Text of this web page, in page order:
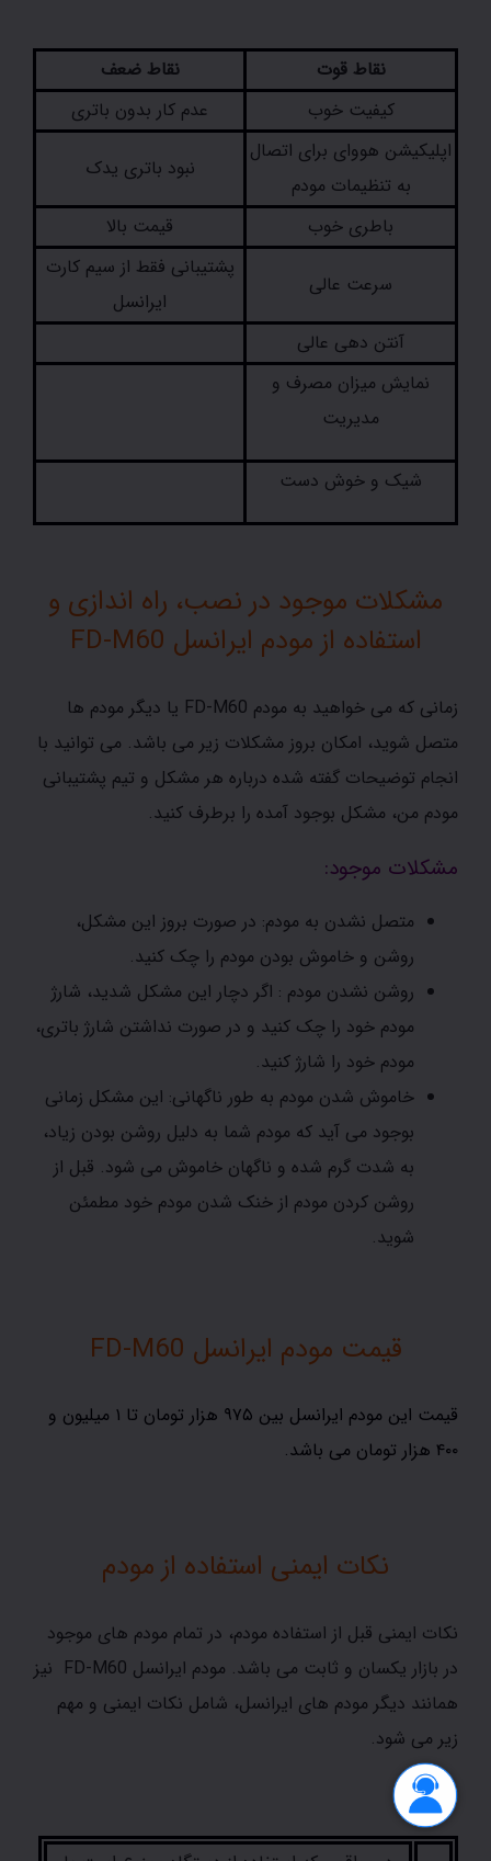
نقاط قوت
نقاط ضعف
کیفیت خوب
عدم کار بدون باتری
اپلیکیشن هووای برای اتصال
به تنظیمات مودم
نبود باتری یدک
باطری خوب قیمت بالا
سرعت عالی
پشتیبانی فقط از سیم کارت
ایرانسل
آنتن دهی عالی
نمایش میزان مصرف و
مدیریت
شیک و خوش دست
مشکلات موجود در نصب، راه اندازی و
استفاده از مودم ایرانسل FD-M60
زمانی که می خواهید به مودم FD-M60 یا دیگر مودم ها
متصل شوید، امکان بروز مشکلات زیر می باشد. می توانید با
انجام توضیحات گفته شده درباره هر مشکل و تیم پشتیبانی
مودم من، مشکل بوجود آمده را برطرف کنید.
مشکلات موجود:
متصل نشدن به مودم: در صورت بروز این مشکل،
روشن و خاموش بودن مودم را چک کنید.
روشن نشدن مودم : اگر دچار این مشکل شدید، شارژ
مودم خود را چک کنید و در صورت نداشتن شارژ باتری،
مودم خود را شارژ کنید.
خاموش شدن مودم به طور ناگهانی: این مشکل زمانی
بوجود می آید که مودم شما به دلیل روشن بودن زیاد،
به شدت گرم شده و ناگهان خاموش می شود. قبل از
روشن کردن مودم از خنک شدن مودم خود مطمئن
شوید.
قیمت مودم ایرانسل FD-M60
قیمت این مودم ایرانسل بین ۹۷۵ هزار تومان تا ۱ میلیون و
۴۰۰ هزار تومان می باشد.
نکات ایمنی استفاده از مودم
نکات ایمنی قبل از استفاده مودم، در تمام مودم های موجود
در بازار یکسان و ثابت می باشد. مودم ایرانسل FD-M60 نیز
همانند دیگر مودم های ایرانسل، شامل نکات ایمنی و مهم
زیر می شود.